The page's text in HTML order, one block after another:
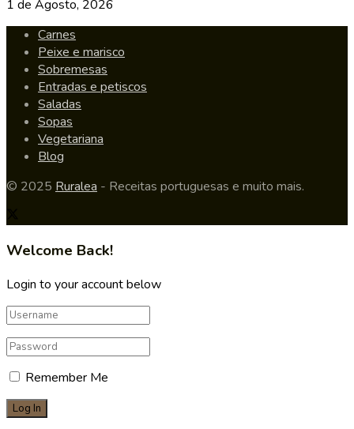
1 de Agosto, 2026
Carnes
Peixe e marisco
Sobremesas
Entradas e petiscos
Saladas
Sopas
Vegetariana
Blog
© 2025 Ruralea - Receitas portuguesas e muito mais.
Welcome Back!
Login to your account below
Remember Me